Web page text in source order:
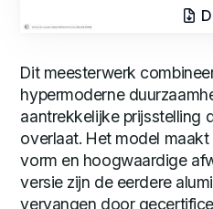
Dit meesterwerk
hypermoderne
aantrekkelijke prijsstelling
overlaat. Het model
vorm en hoogwaardige
versie zijn de eerdere
vervangen door